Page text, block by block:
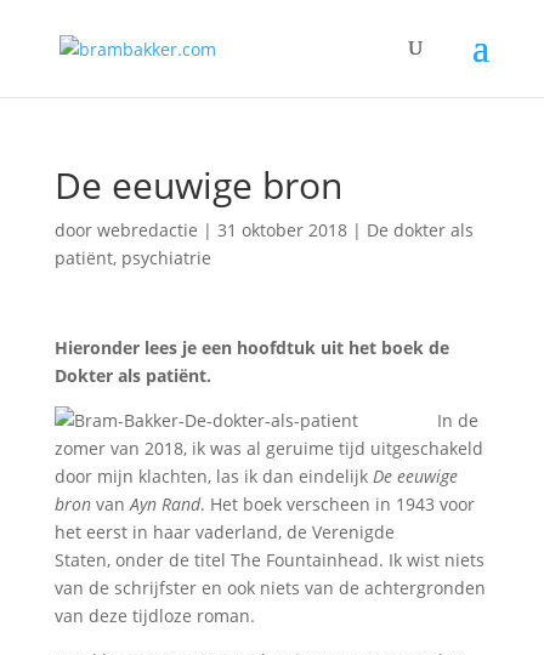
De eeuwige bron
door webredactie | 31 oktober 2018| De dokter als
patiënt, psychiatrie
Hieronder lees je een hoofdtuk uit het boek de
Dokter als patiënt.
In de
zomer van 2018, ik was al geruime tijd uitgeschakeld
door mijn klachten, las ik dan eindelijk De eeuwige
bronvanAyn Rand. Het boek verscheen in 1943 voor
het eerst in haar vaderland, de Verenigde
Staten, onder de titel The Fountainhead. Ik wist niets
van de schrijfster en ook niets van de achtergronden
van deze tijdloze roman.